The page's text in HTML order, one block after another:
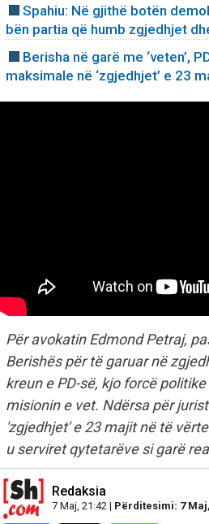
Spahiu: Në gjithë botën
bën partia që humb zgjedhjet
Berisha në garë me ‘veten’,
maksimale në ‘zgjedhjet’ e 23
Për avokatin Edmond Petraj,
Berishës për të garuar në
kreun e PD-së, kjo forcë
misionin e vet. Ndërsa për
'zgjedhjet' e 23 majit në të
u serviret qytetarëve si garë
Redaksia
7 Maj, 21:42 | Përditesimi: 7